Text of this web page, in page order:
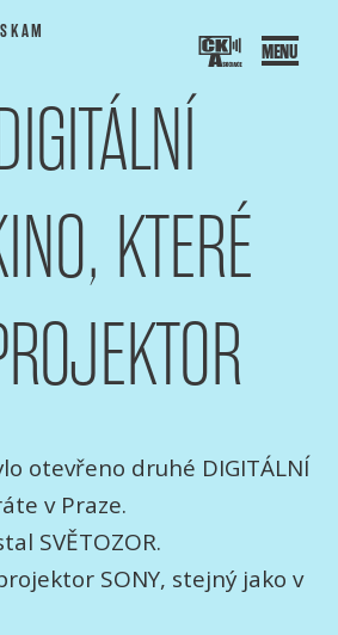
KAMERAMANŮ
KTERÉ
otevřeno druhé DIGITÁLNÍ
v Praze.
SVĚTOZOR.
SONY, stejný jako v